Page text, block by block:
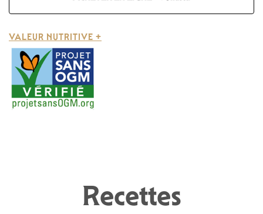
VALEUR NUTRITIVE +
Recettes